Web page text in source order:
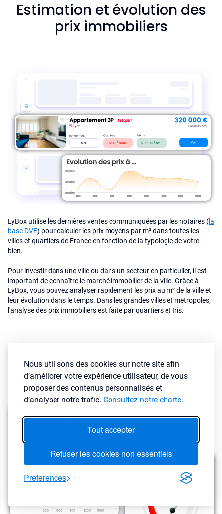
Nous utilisons des cookies sur notre site afin
d’améliorer votre expérience utilisateur, de vous
proposer des contenus personnalisés et
d’analyser notre trafic. Consultez notre charte.
Tout accepter
Refuser les cookies non essentiels
Preferences
Estimation et évolution des
prix immobiliers
LyBox utilise les dernières ventes communiquées par les notaires (la
base DVF) pour calculer les prix moyens par m² dans toutes les
villes et quartiers de France en fonction de la typologie de votre
bien.
Pour investir dans une ville ou dans un secteur en particulier, il est
important de connaître le marché immobilier de la ville. Grâce à
LyBox, vous pouvez analyser rapidement les prix au m² de la ville et
leur évolution dans le temps. Dans les grandes villes et metropoles,
l'analyse des prix immobiliers est faite par quartiers et Iris.
Calcul et estimation des
loyers